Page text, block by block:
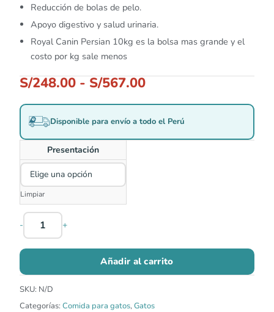
Reducción de bolas de pelo.
Apoyo digestivo y salud urinaria.
Royal Canin Persian 10kg es la bolsa mas grande y el
costo por kg sale menos
S/248.00 - S/567.00
Disponible para envío a todo el Perú
Presentación
Limpiar
- +
Añadir al carrito
SKU: N/D
Categorías: Comida para gatos,Gatos